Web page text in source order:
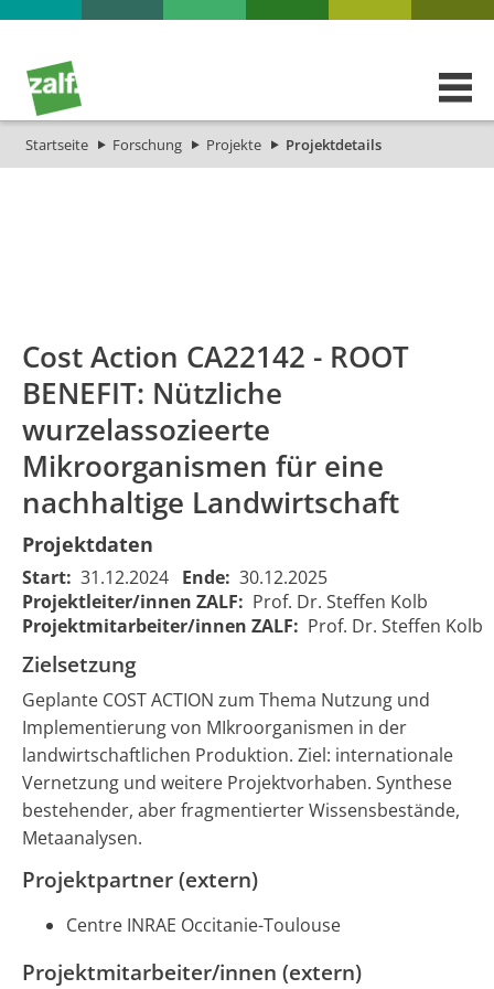
Startseite Forschung Projekte Projektdetails
2556
Cost Action
CA22142 - ROOT
Nützliche
wurzelassozieerte
Mikroorganismen
für eine
nachhaltige
Landwirtschaft
Cost Action
CA22142 - ROOT
associated
microorganisms
for sustainable
agriculture
00:00:00
Cost Action CA22142 - ROOT
BENEFIT: Nützliche
wurzelassozieerte
Mikroorganismen für eine
nachhaltige Landwirtschaft
Projektdaten
Start: 31.12.2024 Ende: 30.12.2025
Projektleiter/innen ZALF: Prof. Dr. Steffen Kolb
Projektmitarbeiter/innen ZALF: Prof. Dr. Steffen Kolb
Zielsetzung
​Geplante COST ACTION zum Thema Nutzung und
Implementierung von MIkroorganismen in der
landwirtschaftlichen Produktion. Ziel: internationale
Vernetzung und weitere Projektvorhaben. Synthese
bestehender, aber fragmentierter Wissensbestände,
Metaanalysen.
Projektpartner (extern)
Centre INRAE Occitanie-Toulouse
Projektmitarbeiter/innen (extern)